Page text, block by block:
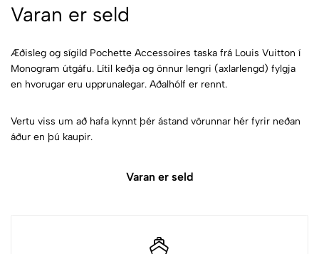
Varan er seld
Æðisleg og sígild Pochette Accessoires taska frá Louis Vuitton í
Monogram útgáfu. Lítil keðja og önnur lengri (axlarlengd) fylgja
en hvorugar eru upprunalegar. Aðalhólf er rennt.
Vertu viss um að hafa kynnt þér ástand vörunnar hér fyrir neðan
áður en þú kaupir.
Varan er seld